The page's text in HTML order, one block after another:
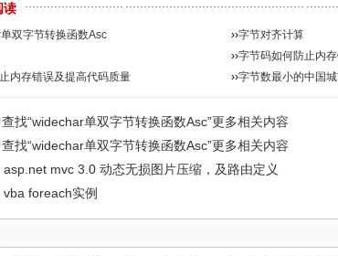
读
双字节转换函数Asc ››字节对齐计算
››字节码如何防止内
内存错误及提高代码质量 ››字节数最小的中国
找“widechar单双字节转换函数Asc”更多相关内容
找“widechar单双字节转换函数Asc”更多相关内容
asp.net mvc 3.0 动态无损图片压缩，及路由定义
vba foreach实例